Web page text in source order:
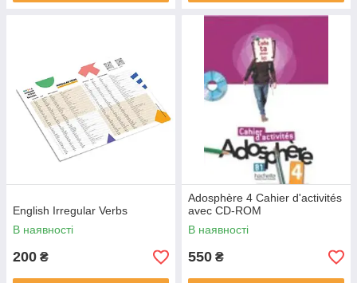
English Irregular Verbs
В наявності
200 ₴
Adosphère 4 Cahier d'activités
avec CD-ROM
В наявності
550 ₴